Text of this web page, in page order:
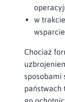
w
Chociaż
sposobami
państwach